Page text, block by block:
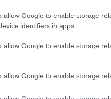
allow Google to enable storage
identifiers in apps.
allow Google to enable storage
allow Google to enable storage
készségek, segítenek
hatékony
5. Pozitív
hozzáállást, ami